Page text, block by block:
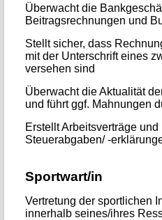
Überwacht die
Beitragsrechnungen und
Stellt sicher, dass
mit der Unterschrift eines
versehen sind
Überwacht die Aktualität
und führt ggf. Mahnungen
Erstellt Arbeitsverträge
Steuerabgaben/ -
Sportwart/in
Vertretung der sportlichen
innerhalb seines/ihres